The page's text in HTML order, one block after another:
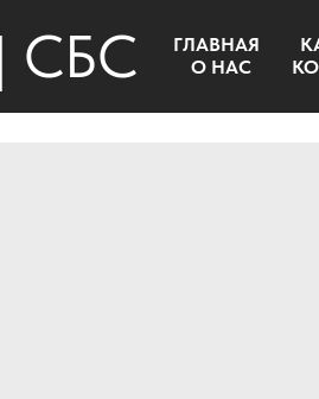
СБС ГЛАВНАЯ
О НАС